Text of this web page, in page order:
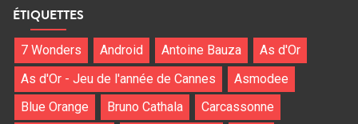
ÉTIQUETTES
7 Wonders Android Antoine Bauza
As d'Or
As d'Or - Jeu de l'année de Cannes
Asmodee
Blue Orange
Bruno Cathala
Carcassonne